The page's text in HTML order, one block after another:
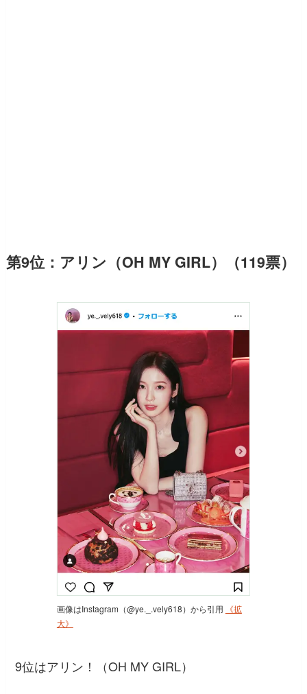
第9位：アリン（OH MY GIRL）（119票）
画像はInstagram（@ye._.vely618）から引用
《拡
大》
9位はアリン！（OH MY GIRL）